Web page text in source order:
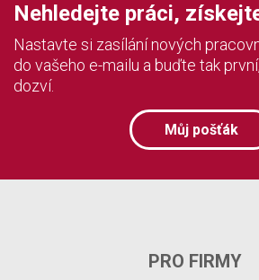
Nehledejte práci,
Nastavte si zasílání nových
do vašeho e-mailu a buďte tak
dozví.
Můj pošťák
PRO FIRMY